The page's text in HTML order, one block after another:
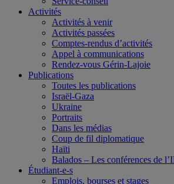
Activités
Activités à venir
Activités passées
Comptes-rendus d’activités
Appel à communications
Rendez-vous Gérin-Lajoie
Publications
Toutes les publications
Israël-Gaza
Ukraine
Portraits
Dans les médias
Coup de fil diplomatique
Haïti
Balados – Les conférences de
Étudiant-e-s
Emplois, bourses et stages